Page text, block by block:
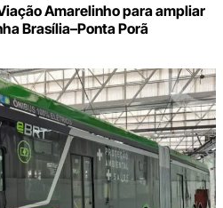
Amarelinho para ampliar
Brasília–Ponta Porã